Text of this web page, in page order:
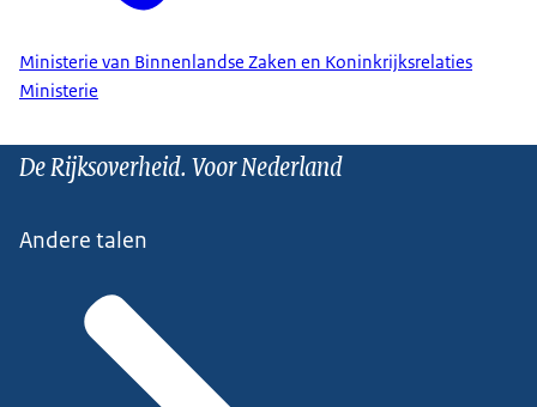
Ministerie van Binnenlandse Zaken en Koninkrijksrelaties
Ministerie
De Rijksoverheid. Voor Nederland
Andere talen